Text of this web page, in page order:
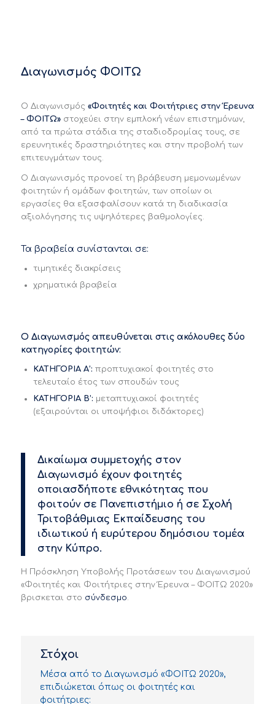
Διαγωνισμός ΦΟΙΤΩ
Ο Διαγωνισμός «Φοιτητές και Φοιτήτριες στην Έρευνα
– ΦΟΙΤΩ»στοχεύει στην εμπλοκή νέων επιστημόνων,
από τα πρώτα στάδια της σταδιοδρομίας τους, σε
ερευνητικές δραστηριότητες και στην προβολή των
επιτευγμάτων τους.
Ο Διαγωνισμός προνοεί τη βράβευση μεμονωμένων
φοιτητών ή ομάδων φοιτητών, των οποίων οι
εργασίες θα εξασφαλίσουν κατά τη διαδικασία
αξιολόγησης τις υψηλότερες βαθμολογίες.
Τα βραβεία συνίστανται σε:
τιμητικές διακρίσεις
χρηματικά βραβεία
O Διαγωνισμός απευθύνεται στις ακόλουθες δύο
κατηγορίες φοιτητών:
ΚΑΤΗΓΟΡΙΑ Α’: προπτυχιακοί φοιτητές στο
τελευταίο έτος των σπουδών τους
ΚΑΤΗΓΟΡΙΑ Β’: μεταπτυχιακοί φοιτητές
(εξαιρούνται οι υποψήφιοι διδάκτορες)
Δικαίωμα συμμετοχής στοv
Διαγωνισμό έχουν φοιτητές
οποιασδήποτε εθνικότητας που
φοιτούν σε Πανεπιστήμιο ή σε Σχολή
Τριτοβάθμιας Εκπαίδευσης του
ιδιωτικού ή ευρύτερου δημόσιου τομέα
στην Κύπρο.
Η Πρόσκληση Υποβολής Προτάσεων του Διαγωνισμού
«Φοιτητές και Φοιτήτριες στην Έρευνα – ΦΟΙΤΩ 2020»
βρισκεται στο σύνδεσμο.
Στόχοι
Mέσα από το Διαγωνισμό «ΦΟΙΤΩ 2020»,
επιδιώκεται όπως οι φοιτητές και
φοιτήτριες: